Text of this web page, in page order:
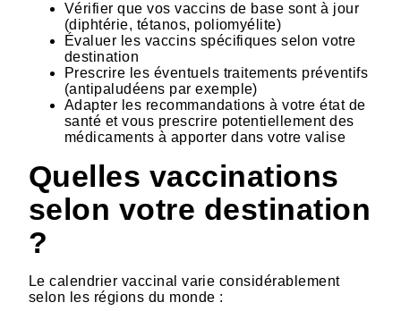
Vérifier que vos vaccins de base sont à jour
(diphtérie, tétanos, poliomyélite)
Évaluer les vaccins spécifiques selon votre
destination
Prescrire les éventuels traitements préventifs
(antipaludéens par exemple)
Adapter les recommandations à votre état de
santé et vous prescrire potentiellement des
médicaments à apporter dans votre valise
Quelles vaccinations
selon votre destination
?
Le calendrier vaccinal varie considérablement
selon les régions du monde :